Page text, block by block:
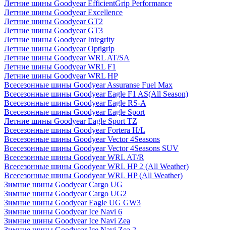
Летние шины Goodyear EfficientGrip Performance
Летние шины Goodyear Excellence
Летние шины Goodyear GT2
Летние шины Goodyear GT3
Летние шины Goodyear Integrity
Летние шины Goodyear Optigrip
Летние шины Goodyear WRL AT/SA
Летние шины Goodyear WRL F1
Летние шины Goodyear WRL HP
Всесезонные шины Goodyear Assuranse Fuel Max
Всесезонные шины Goodyear Eagle F1 AS(All Season)
Всесезонные шины Goodyear Eagle RS-A
Всесезонные шины Goodyear Eagle Sport
Летние шины Goodyear Eagle Sport TZ
Всесезонные шины Goodyear Fortera H/L
Всесезонные шины Goodyear Vector 4Seasons
Всесезонные шины Goodyear Vector 4Seasons SUV
Всесезонные шины Goodyear WRL AT/R
Всесезонные шины Goodyear WRL HP 2 (All Weather)
Всесезонные шины Goodyear WRL HP (All Weather)
Зимние шины Goodyear Cargo UG
Зимние шины Goodyear Cargo UG2
Зимние шины Goodyear Eagle UG GW3
Зимние шины Goodyear Ice Navi 6
Зимние шины Goodyear Ice Navi Zea